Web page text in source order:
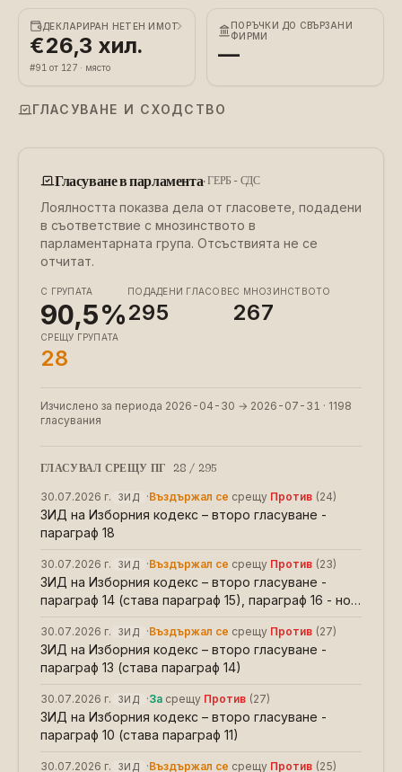
ДЕКЛАРИРАН НЕТЕН ИМОТ
€26,3 хил.
#91 от 127 · място
ПОРЪЧКИ ДО СВЪРЗАНИ
ФИРМИ
—
ГЛАСУВАНЕ И СХОДСТВО
Гласуване в парламента·ГЕРБ - СДС
Лоялността показва дела от гласовете, подадени
в съответствие с мнозинството в
парламентарната група. Отсъствията не се
отчитат.
С ГРУПАТА
90,5%
ПОДАДЕНИ ГЛАСОВЕ
295
С МНОЗИНСТВОТО
267
СРЕЩУ ГРУПАТА
28
Изчислено за периода 2026-04-30 → 2026-07-31 · 1198
гласувания
ГЛАСУВАЛ СРЕЩУ ПГ 28 / 295
30.07.2026 г. ЗИД ·Въздържал се срещу Против (24)
ЗИД на Изборния кодекс – второ гласуване -
параграф 18
30.07.2026 г. ЗИД ·Въздържал се срещу Против (23)
ЗИД на Изборния кодекс – второ гласуване -
параграф 14 (става параграф 15), параграф 16 - нов,
30.07.2026 г. ЗИД ·Въздържал се срещу Против (27)
ЗИД на Изборния кодекс – второ гласуване -
параграф 13 (става параграф 14)
30.07.2026 г. ЗИД ·За срещу Против (27)
ЗИД на Изборния кодекс – второ гласуване -
параграф 10 (става параграф 11)
30.07.2026 г. ЗИД ·Въздържал се срещу Против (25)